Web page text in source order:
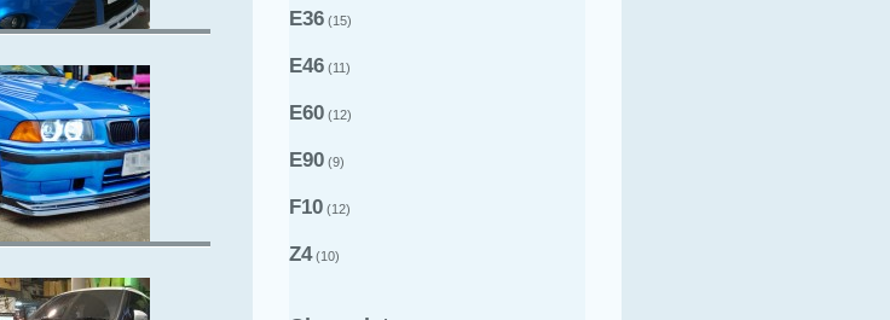
E36 (15)
E46 (11)
E60 (12)
E90 (9)
F10 (12)
Z4(10)